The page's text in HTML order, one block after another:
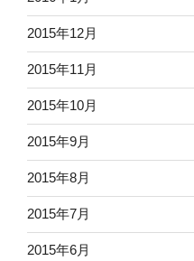
2015年12月
2015年11月
2015年10月
2015年9月
2015年8月
2015年7月
2015年6月